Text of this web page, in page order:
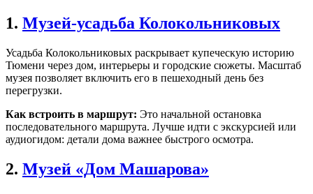
1. Музей-усадьба Колокольниковых
Усадьба Колокольниковых раскрывает купеческую историю
Тюмени через дом, интерьеры и городские сюжеты. Масштаб
музея позволяет включить его в пешеходный день без
перегрузки.
Как встроить в маршрут: Это начальной остановка
последовательного маршрута. Лучше идти с экскурсией или
аудиогидом: детали дома важнее быстрого осмотра.
2. Музей «Дом Машарова»